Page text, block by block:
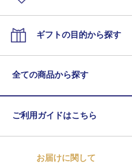
ギフトの目的から探す
全ての商品から探す
ご利用ガイドはこちら
お届けに関して